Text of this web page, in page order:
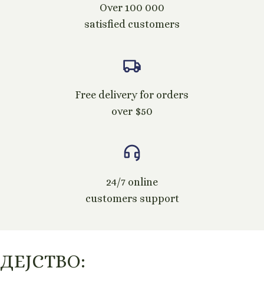
Over 100 000
satisfied customers
Free delivery for orders
over $50
24/7 online
customers support
ДЕЈСТВО: